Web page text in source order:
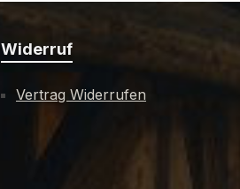
Widerruf
Vertrag Widerrufen